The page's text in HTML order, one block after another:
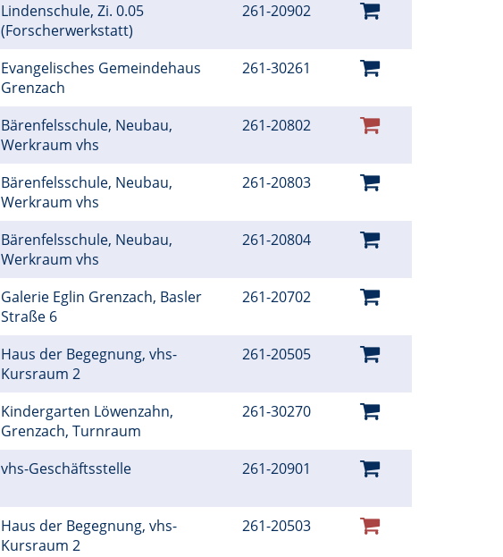
Lindenschule, Zi. 0.05
(Forscherwerkstatt)
261-20902
Evangelisches Gemeindehaus
Grenzach
261-30261
Bärenfelsschule, Neubau,
Werkraum vhs
261-20802
Bärenfelsschule, Neubau,
Werkraum vhs
261-20803
Bärenfelsschule, Neubau,
Werkraum vhs
261-20804
Galerie Eglin Grenzach, Basler
Straße 6
261-20702
Haus der Begegnung, vhs-
Kursraum 2
261-20505
Kindergarten Löwenzahn,
Grenzach, Turnraum
261-30270
vhs-Geschäftsstelle 261-20901
Haus der Begegnung, vhs-
Kursraum 2
261-20503